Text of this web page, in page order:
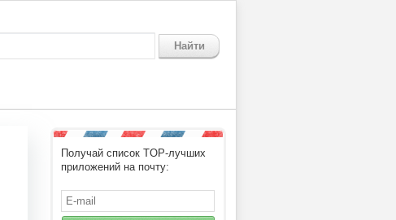
Найти
Получай список TOP-лучших
приложений на почту: